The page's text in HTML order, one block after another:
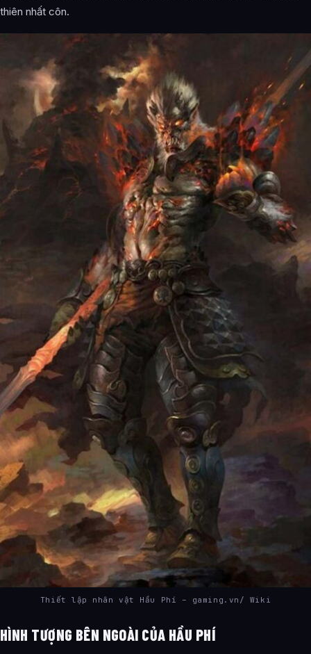
thiên nhất côn.
Thiết lập nhân vật Hầu Phí – gaming.vn/ Wiki
HÌNH TƯỢNG BÊN NGOÀI CỦA HẦU PHÍ